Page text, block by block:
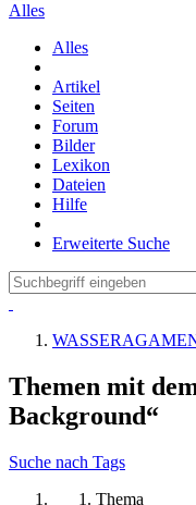
Alles
Alles
Artikel
Seiten
Forum
Bilder
Lexikon
Dateien
Hilfe
Erweiterte Suche
Themen mit
Background“
Suche nach Tags
Thema